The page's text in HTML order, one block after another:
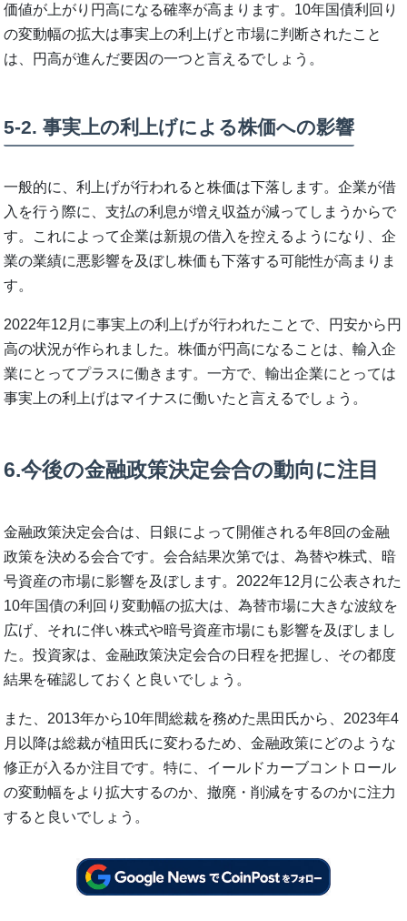
価値が上がり円高になる確率が高まります。10年国債利回り
の変動幅の拡大は事実上の利上げと市場に判断されたこと
は、円高が進んだ要因の一つと言えるでしょう。
5-2. 事実上の利上げによる株価への影響
一般的に、利上げが行われると株価は下落します。企業が借
入を行う際に、支払の利息が増え収益が減ってしまうからで
す。これによって企業は新規の借入を控えるようになり、企
業の業績に悪影響を及ぼし株価も下落する可能性が高まりま
す。
2022年12月に事実上の利上げが行われたことで、円安から円
高の状況が作られました。株価が円高になることは、輸入企
業にとってプラスに働きます。一方で、輸出企業にとっては
事実上の利上げはマイナスに働いたと言えるでしょう。
6.今後の金融政策決定会合の動向に注目
金融政策決定会合は、日銀によって開催される年8回の金融
政策を決める会合です。会合結果次第では、為替や株式、暗
号資産の市場に影響を及ぼします。2022年12月に公表された
10年国債の利回り変動幅の拡大は、為替市場に大きな波紋を
広げ、それに伴い株式や暗号資産市場にも影響を及ぼしまし
た。投資家は、金融政策決定会合の日程を把握し、その都度
結果を確認しておくと良いでしょう。
また、2013年から10年間総裁を務めた黒田氏から、2023年4
月以降は総裁が植田氏に変わるため、金融政策にどのような
修正が入るか注目です。特に、イールドカーブコントロール
の変動幅をより拡大するのか、撤廃・削減をするのかに注力
すると良いでしょう。